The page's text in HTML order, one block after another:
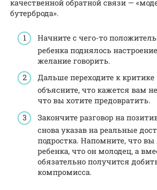
качественной обратной связи —
бутерброда».
Начните с чего-то
ребенка поднялось
желание говорить.
Дальше переходите к
объясните, что кажется вам
что вы хотите предовратить.
Закончите разговор на
снова указав на реальные
подростка. Напомните, что
ребенка, что он молодец, а
обязательно получится
компромисса.